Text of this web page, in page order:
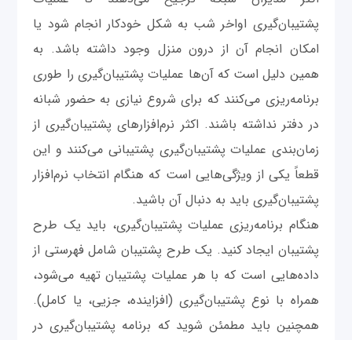
پشتیبان‌گیری اواخر شب به شکل خودکار انجام شود یا
امکان انجام آن از درون منزل وجود داشته باشد. به
همین دلیل است که آن‌ها عملیات پشتیبان‌گیری را طوری
برنامه‌ریزی می‌کنند که برای شروع نیازی به حضور شبانه
در دفتر نداشته باشند. اکثر نرم‌افزارهای پشتیبان‌گیری از
زمان‌بندی عملیات پشتیبان‌گیری پشتیبانی می‌کنند و این
قطعاً یکی از ویژگی‌هایی است که هنگام انتخاب نرم‌افزار
پشتیبان‌گیری باید به دنبال آن باشید.
هنگام برنامه‌ریزی عملیات پشتیبان‌گیری، باید یک طرح
پشتیبان ایجاد کنید. یک طرح پشتیبان شامل فهرستی از
داده‌هایی است که با هر عملیات پشتیبان تهیه می‌شود،
همراه با نوع پشتیبان‌گیری (افزاینده، جزیی، یا کامل).
همچنین باید مطمئن شوید که برنامه پشتیبان‌گیری در